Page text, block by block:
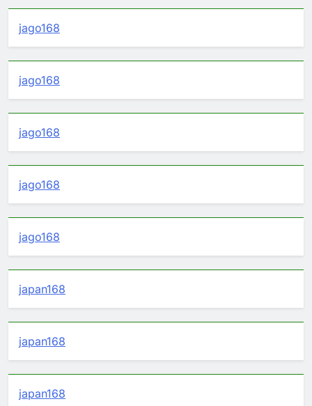
jago168
jago168
jago168
jago168
jago168
japan168
japan168
japan168